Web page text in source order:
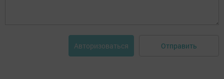
Авторизоваться Отправить